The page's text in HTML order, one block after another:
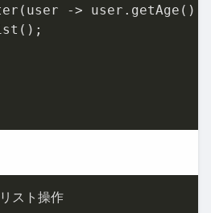
-> user.getAge()
スト操作